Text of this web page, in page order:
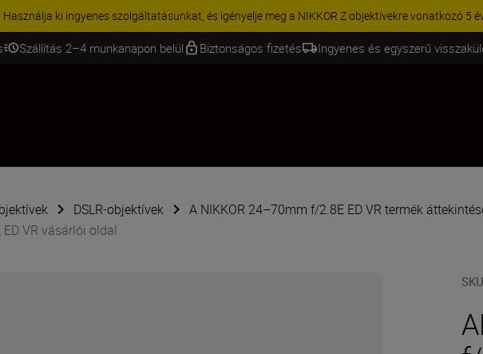
KIEGÉSZÍTŐKRE VONATKOZÓ AKCIÓ | 15% kedvezmény kiválasztott kiegészítőkre – egészítse ki
Szállítás 2–4 munkanapon belül Biztonságos fizetés Ingyenes és egyszerű
DSLR-objektívek
A NIKKOR 24–70mm f/2.8E ED VR termék
VR vásárlói oldal
SKU